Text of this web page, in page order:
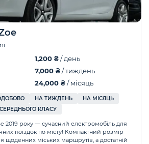
1,200 ₴/ день
7,000 ₴/ тиждень
24,000 ₴/ місяць
НА ТИЖДЕНЬ
НА МІСЯЦЬ
СЕРЕДНЬОГО КЛАСУ
2019 року — сучасний електромобіль для
поїздок по місту! Компактний розмір
щоденних міських маршрутів, а достатній